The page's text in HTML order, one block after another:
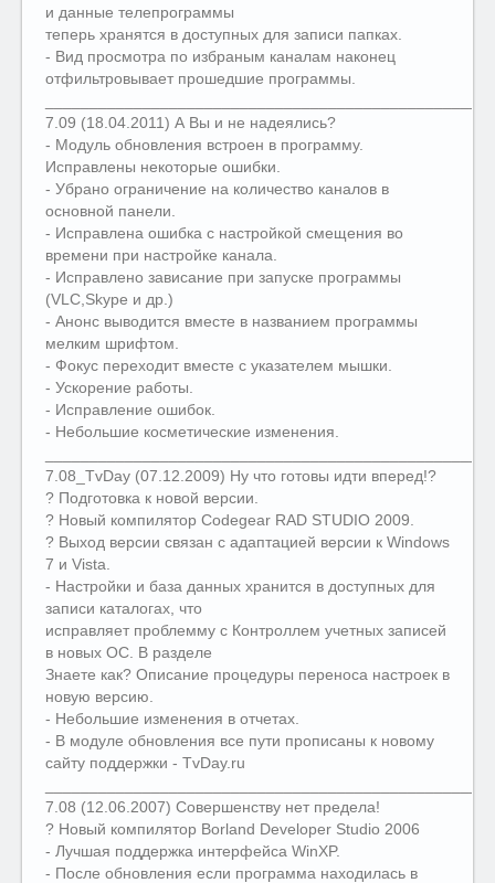
и данные телепрограммы
теперь хранятся в доступных для записи папках.
- Вид просмотра по избраным каналам наконец
отфильтровывает прошедшие программы.
7.09 (18.04.2011) А Вы и не надеялись?
- Модуль обновления встроен в программу.
Исправлены некоторые ошибки.
- Убрано ограничение на количество каналов в
основной панели.
- Исправлена ошибка с настройкой смещения во
времени при настройке канала.
- Исправлено зависание при запуске программы
(VLC,Skype и др.)
- Анонс выводится вместе в названием программы
мелким шрифтом.
- Фокус переходит вместе с указателем мышки.
- Ускорение работы.
- Исправление ошибок.
- Небольшие косметические изменения.
7.08_TvDay (07.12.2009) Ну что готовы идти вперед!?
? Подготовка к новой версии.
? Новый компилятор Codegear RAD STUDIO 2009.
? Выход версии связан с адаптацией версии к Windows
7 и Vista.
- Настройки и база данных хранится в доступных для
записи каталогах, что
исправляет проблемму с Контроллем учетных записей
в новых ОС. В разделе
Знаете как? Описание процедуры переноса настроек в
новую версию.
- Небольшие изменения в отчетах.
- В модуле обновления все пути прописаны к новому
сайту поддержки - TvDay.ru
7.08 (12.06.2007) Совершенству нет предела!
? Новый компилятор Borland Developer Studio 2006
- Лучшая поддержка интерфейса WinXP.
- После обновления если программа находилась в